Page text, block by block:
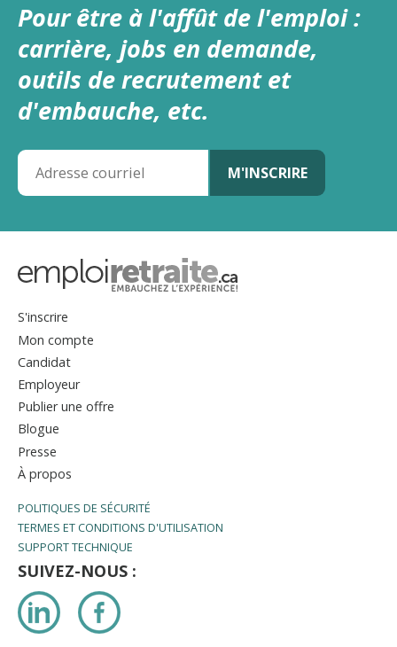
Pour être à l'affût de l'emploi :
carrière, jobs en demande,
outils de recrutement et
d'embauche, etc.
S'inscrire
Mon compte
Candidat
Employeur
Publier une offre
Blogue
Presse
À propos
POLITIQUES DE SÉCURITÉ
TERMES ET CONDITIONS D'UTILISATION
SUPPORT TECHNIQUE
SUIVEZ-NOUS :
LinkedIn